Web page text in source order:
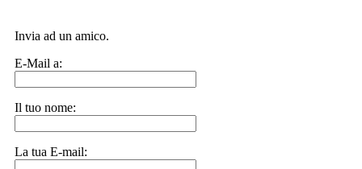
Invia ad un amico.
E-Mail a:
Il tuo nome:
La tua E-mail: